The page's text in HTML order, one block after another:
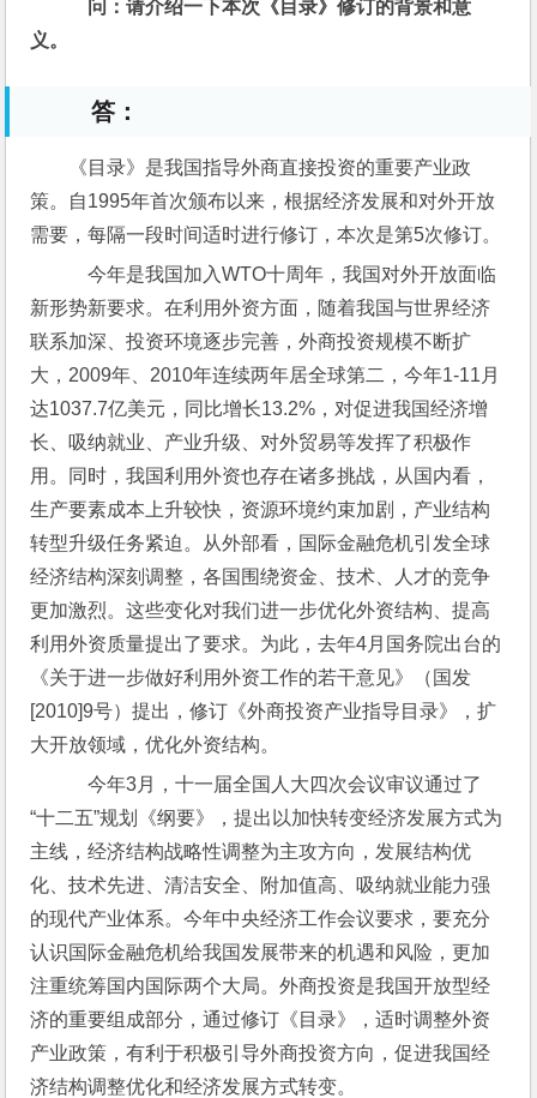
问：请介绍一下本次《目录》修订的背景和意
义。
答：
《目录》是我国指导外商直接投资的重要产业政
策。自1995年首次颁布以来，根据经济发展和对外开放
需要，每隔一段时间适时进行修订，本次是第5次修订。
今年是我国加入WTO十周年，我国对外开放面临
新形势新要求。在利用外资方面，随着我国与世界经济
联系加深、投资环境逐步完善，外商投资规模不断扩
大，2009年、2010年连续两年居全球第二，今年1-11月
达1037.7亿美元，同比增长13.2%，对促进我国经济增
长、吸纳就业、产业升级、对外贸易等发挥了积极作
用。同时，我国利用外资也存在诸多挑战，从国内看，
生产要素成本上升较快，资源环境约束加剧，产业结构
转型升级任务紧迫。从外部看，国际金融危机引发全球
经济结构深刻调整，各国围绕资金、技术、人才的竞争
更加激烈。这些变化对我们进一步优化外资结构、提高
利用外资质量提出了要求。为此，去年4月国务院出台的
《关于进一步做好利用外资工作的若干意见》（国发
[2010]9号）提出，修订《外商投资产业指导目录》，扩
大开放领域，优化外资结构。
今年3月，十一届全国人大四次会议审议通过了
“十二五”规划《纲要》，提出以加快转变经济发展方式为
主线，经济结构战略性调整为主攻方向，发展结构优
化、技术先进、清洁安全、附加值高、吸纳就业能力强
的现代产业体系。今年中央经济工作会议要求，要充分
认识国际金融危机给我国发展带来的机遇和风险，更加
注重统筹国内国际两个大局。外商投资是我国开放型经
济的重要组成部分，通过修订《目录》，适时调整外资
产业政策，有利于积极引导外商投资方向，促进我国经
济结构调整优化和经济发展方式转变。